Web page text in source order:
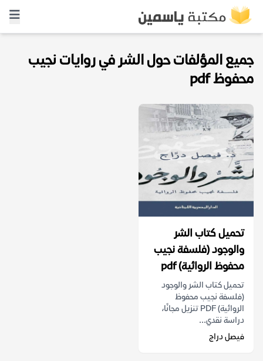
جميع المؤلفات حول الشر في روايات نجيب
محفوظ pdf
تحميل كتاب الشر
والوجود (فلسفة نجيب
محفوظ الروائية) pdf
تحميل كتاب الشر والوجود
(فلسفة نجيب محفوظ
الروائية) PDF تنزيل مجانًا،
دراسة نقدي...
فيصل دراج